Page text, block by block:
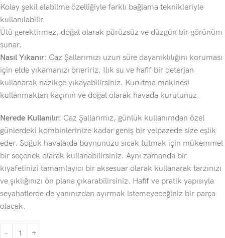
Kolay şekil alabilme özelliğiyle farklı bağlama teknikleriyle
kullanılabilir.
Ütü gerektirmez, doğal olarak pürüzsüz ve düzgün bir görünüm
sunar.
Nasıl Yıkanır: Caz Şallarımızı uzun süre dayanıklılığını koruması
için elde yıkamanızı öneririz. Ilık su ve hafif bir deterjan
kullanarak nazikçe yıkayabilirsiniz. Kurutma makinesi
kullanmaktan kaçının ve doğal olarak havada kurutunuz.
Nerede Kullanılır: Caz Şallarımız, günlük kullanımdan özel
günlerdeki kombinlerinize kadar geniş bir yelpazede size eşlik
eder. Soğuk havalarda boynunuzu sıcak tutmak için mükemmel
bir seçenek olarak kullanabilirsiniz. Aynı zamanda bir
kıyafetinizi tamamlayıcı bir aksesuar olarak kullanarak tarzınızı
ve şıklığınızı ön plana çıkarabilirsiniz. Hafif ve pratik yapısıyla
seyahatlerde de yanınızdan ayırmak istemeyeceğiniz bir parça
olacak.